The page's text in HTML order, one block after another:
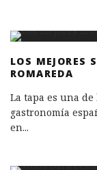
LOS MEJORES
ROMAREDA
La tapa es una
gastronomía
en...